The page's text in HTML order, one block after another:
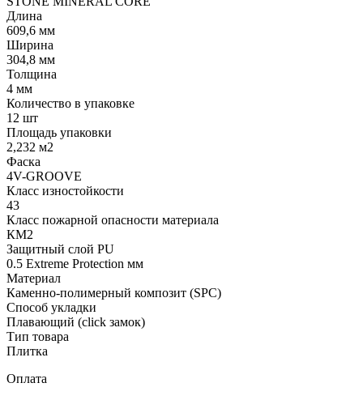
Длина
609,6 мм
Ширина
304,8 мм
Толщина
4 мм
Количество в упаковке
12 шт
Площадь упаковки
2,232 м2
Фаска
4V-GROOVE
Класс изностойкости
43
Класс пожарной опасности материала
КМ2
Защитный слой PU
0.5 Extreme Protection мм
Материал
Каменно-полимерный композит (SPC)
Способ укладки
Плавающий (click замок)
Тип товара
Плитка
Оплата